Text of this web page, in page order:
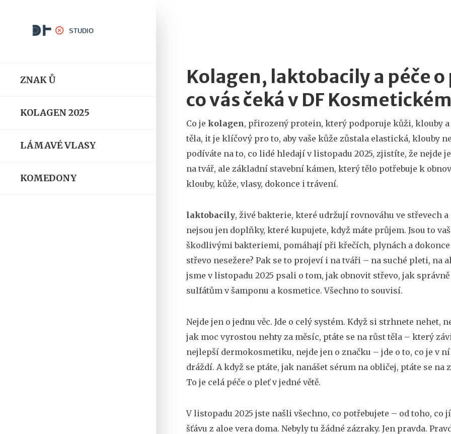
ZNAK Ů
KOLAGEN 2025
LÁMAVÉ VLASY
KOMEDONY
Kolagen, laktobacily a péče
co vás čeká v DF
Co je kolagen, přirozený protein, který podporuje kůži, klouby a
těla, it je klíčový pro to, aby vaše kůže zůstala elastická, klouby
podíváte na to, co lidé hledají v listopadu 2025, zjistíte, že nejde
na tvář, ale základní stavební kámen, který tělo potřebuje k
klouby, kůže, vlasy, dokonce i trávení.
laktobacily, živé bakterie, které udržují rovnováhu ve střevech
nejsou jen doplňky, které kupujete, když máte průjem. Jsou to
škodlivými bakteriemi, pomáhají při křečích, plynách a
střevo nesežere? Pak se to projeví i na tváři – na suché pleti, na
jsme v listopadu 2025 psali o tom, jak obnovit střevo, jak
sulfátům v šamponu a kosmetice. Všechno to souvisí.
Nejde jen o jednu věc. Jde o celý systém. Když si strhnete nehet,
jak moc vyrostou nehty za měsíc, ptáte se na růst těla – který
nejlepší dermokosmetiku, nejde jen o značku – jde o to, co je v
dráždí. A když se ptáte, jak nanášet sérum na obličej, ptáte se
To je celá péče o pleť v jedné větě.
V listopadu 2025 jste našli všechno, co potřebujete – od toho,
šťávu z aloe vera doma. Nebyly tu žádné zázraky. Jen pravda.